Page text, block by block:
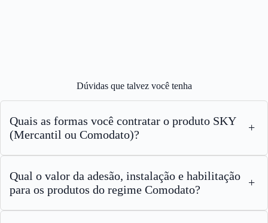
Dúvidas que talvez você tenha
Quais as formas você contratar o produto SKY
(Mercantil ou Comodato)?
+
Qual o valor da adesão, instalação e habilitação
para os produtos do regime Comodato?
+